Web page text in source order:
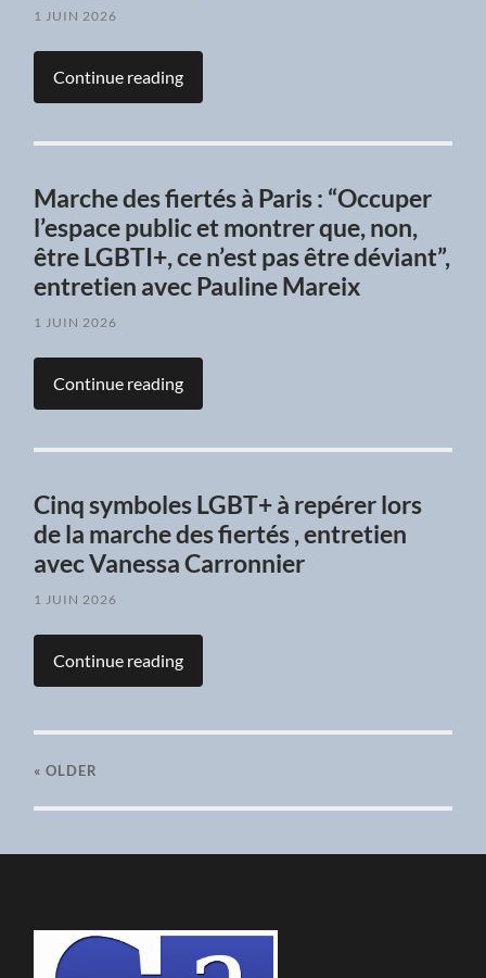
1 JUIN 2026
Continue reading
Marche des fiertés à Paris : “Occuper
l’espace public et montrer que, non,
être LGBTI+, ce n’est pas être déviant”,
entretien avec Pauline Mareix
1 JUIN 2026
Continue reading
Cinq symboles LGBT+ à repérer lors
de la marche des fiertés , entretien
avec Vanessa Carronnier
1 JUIN 2026
Continue reading
« OLDER